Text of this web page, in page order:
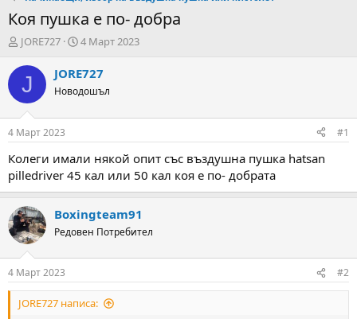
Коя пушка е по- добра
А
т
н
а
т
е
м
а
а
JORE727
Н
ч
л
Д
а
а
4 Март 2023
J JORE727
Новодошъл
4 Март 2023 #1
Колеги имали някой опит със въздушна пушка hatsan
pilledriver 45 кал или 50 кал коя е по- добрата
Boxingteam91
Редовен Потребител
4 Март 2023 #2
JORE727 написа: